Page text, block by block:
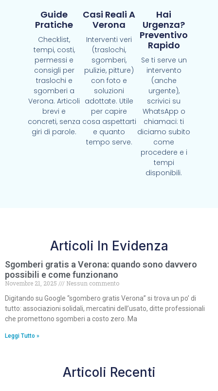
Guide
Pratiche
Checklist,
tempi, costi,
permessi e
consigli per
traslochi e
sgomberi a
Verona. Articoli
brevi e
concreti, senza
giri di parole.
Casi Reali A
Verona
Interventi veri
(traslochi,
sgomberi,
pulizie, pitture)
con foto e
soluzioni
adottate. Utile
per capire
cosa aspettarti
e quanto
tempo serve.
Hai
Urgenza?
Preventivo
Rapido
Se ti serve un
intervento
(anche
urgente),
scrivici su
WhatsApp o
chiamaci: ti
diciamo subito
come
procedere e i
tempi
disponibili.
Articoli In Evidenza
Sgomberi gratis a Verona: quando sono davvero
possibili e come funzionano
Novembre 21, 2025
Nessun commento
Digitando su Google “sgombero gratis Verona” si trova un po’ di
tutto: associazioni solidali, mercatini dell’usato, ditte professionali
che promettono sgomberi a costo zero. Ma
Leggi Tutto »
Articoli Recenti